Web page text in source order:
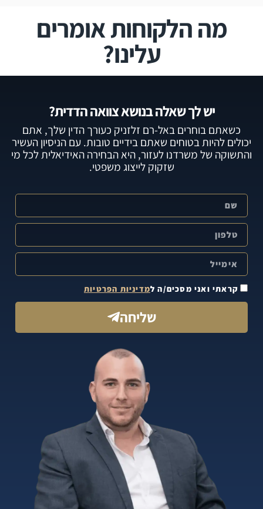
מה הלקוחות אומרים
עלינו?
יש לך שאלה בנושא צוואה הדדית?
כשאתם בוחרים באל-רם זלזניק כעורך הדין שלך, אתם
יכולים להיות בטוחים שאתם בידיים טובות. עם הניסיון העשיר
והתשוקה של משרדנו לעזור, היא הבחירה האידיאלית לכל מי
שזקוק לייצוג משפטי.
קראתי ואני מסכים/ה למדיניות הפרטיות
שליחה